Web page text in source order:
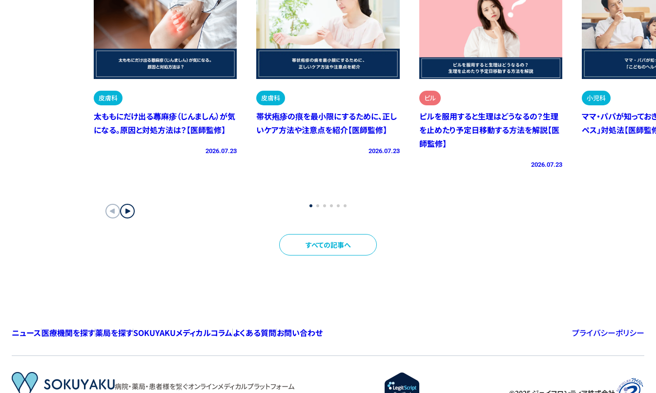
皮膚科
太ももにだけ出る蕁麻疹（じんましん）が気
になる。原因と対処方法は？【医師監修】
2026.07.23
皮膚科
帯状疱疹の痕を最小限にするために、正し
いケア方法や注意点を紹介【医師監修】
2026.07.23
ピル
ピルを服用すると生理はどうなるの？生理
を止めたり予定日移動する方法を解説【医
師監修】
2026.07.23
小児科
ママ・パパが知ってお
ペス」対処法【医師監
すべての記事へ
ニュース医療機関を探す薬局を探すSOKUYAKUメディカルコラムよくある質問お問い合わせ プライバシーポリシー
病院・薬局・患者様を繋ぐオンラインメディカルプラットフォーム